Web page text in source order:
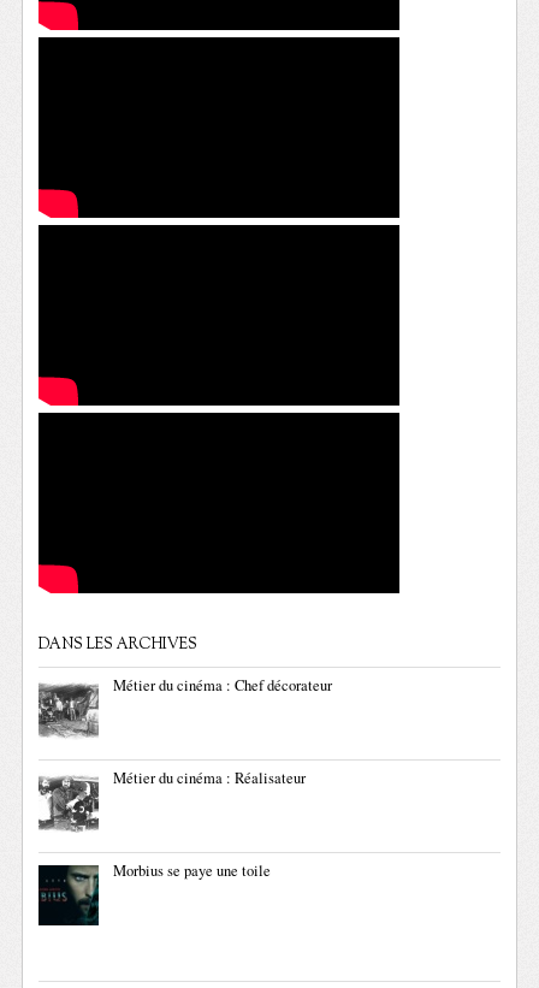
DANS LES ARCHIVES
Métier du cinéma : Chef décorateur
Métier du cinéma : Réalisateur
Morbius se paye une toile